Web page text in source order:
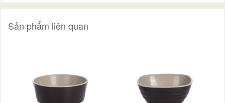
Sản phẩm liên quan